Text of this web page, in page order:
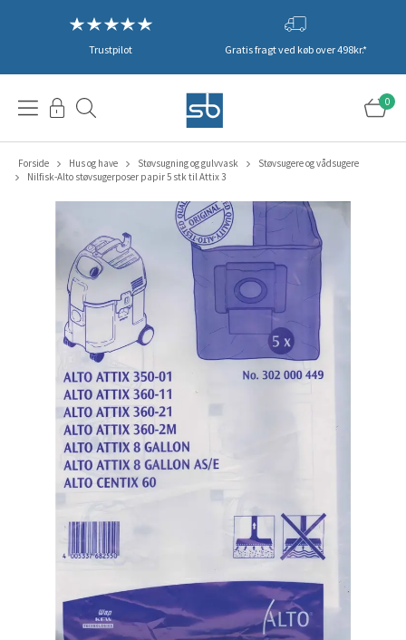
Trustpilot Gratis fragt ved køb over 498kr.*
0
Forside Hus og have Støvsugning og gulvvask
Støvsugere og vådsugere
Nilfisk-Alto støvsugerposer papir 5 stk til Attix 3